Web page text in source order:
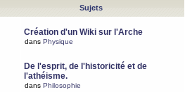
Sujets
Création d'un Wiki sur l'Arche
dans Physique
De l'esprit, de l'historicité et de
l'athéisme.
dans Philosophie